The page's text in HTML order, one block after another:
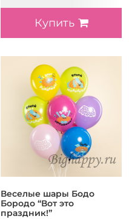
Купить
Веселые шары Бодо
Бородо “Вот это
праздник!”